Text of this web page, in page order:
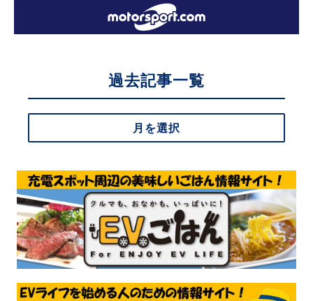
過去記事一覧
月を選択